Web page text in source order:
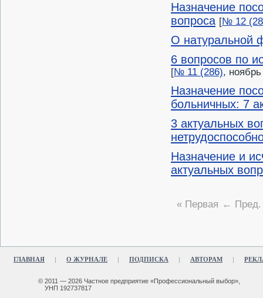
Назначение
вопроса [№ 12
О натуральной
6 вопросов по
[№ 11 (286),
Назначение
больничных: 7
3 актуальных
Назначение и
актуальных
« Первая ← Пред.
ГЛАВНАЯ О ЖУРНАЛЕ ПОДПИСКА АВТОРАМ
© 2011 — 2026 Частное предприятие «Профессиональный выбор»,
УНП 192737817